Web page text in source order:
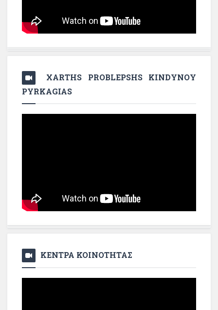
XARTHS PROBLEPSHS KINDYNOY
PYRKAGIAS
ΚΕΝΤΡΑ ΚΟΙΝΟΤΗΤΑΣ